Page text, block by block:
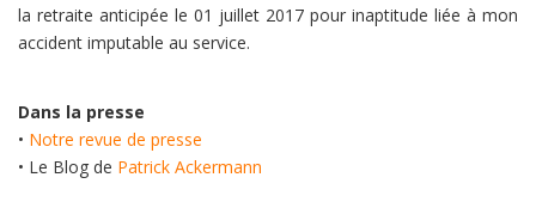
la retraite anticipée le 01 juillet 2017 pour inaptitude liée à mon
accident imputable au service.
Dans la presse
• Notre revue de presse
• Le Blog de Patrick Ackermann